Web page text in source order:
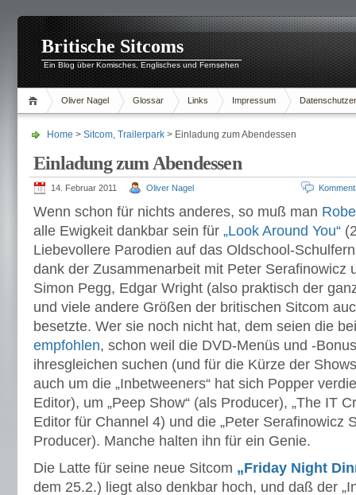
Britische Sitcoms
Ein Blog über Komisches, Englisches und Fernsehen
Oliver Nagel Glossar Links Impressum
Home > Sitcom, Trailerpark > Einladung zum Abendessen
Einladung zum Abendessen
14. Februar 2011 Oliver Nagel
Wenn schon für nichts anderes, so muß man
alle Ewigkeit dankbar sein für „Look Around You“
Liebevollere Parodien auf das Oldschool-
dank der Zusammenarbeit mit Peter Serafinowicz
Simon Pegg, Edgar Wright (also praktisch der
und viele andere Größen der britischen Sitcom
besetzte. Wer sie noch nicht hat, dem seien die
empfohlen, schon weil die DVD-Menüs und -
ihresgleichen suchen (und für die Kürze der
auch um die „Inbetweeners“ hat sich Popper
Editor), um „Peep Show“ (als Producer), „The IT
Editor für Channel 4) und die „Peter Serafinowicz
Producer). Manche halten ihn für ein Genie.
Die Latte für seine neue Sitcom „Friday Night
dem 25.2.) liegt also denkbar hoch, und daß der